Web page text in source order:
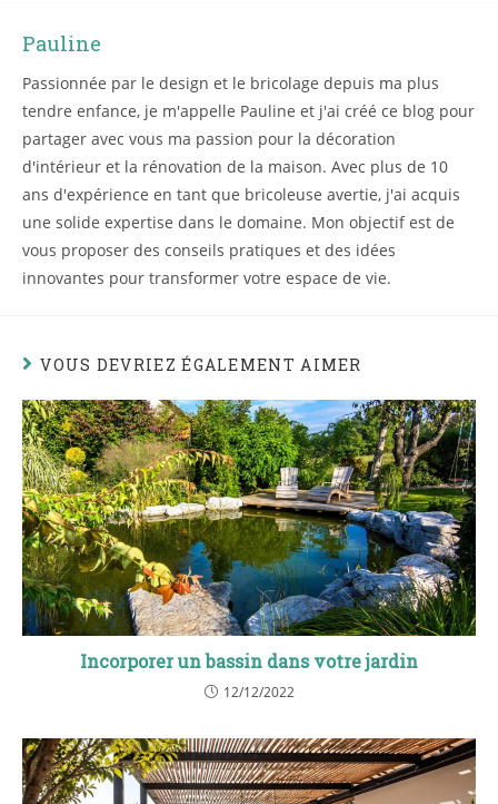
Pauline
Passionnée par le design et le bricolage depuis ma plus
tendre enfance, je m'appelle Pauline et j'ai créé ce blog pour
partager avec vous ma passion pour la décoration
d'intérieur et la rénovation de la maison. Avec plus de 10
ans d'expérience en tant que bricoleuse avertie, j'ai acquis
une solide expertise dans le domaine. Mon objectif est de
vous proposer des conseils pratiques et des idées
innovantes pour transformer votre espace de vie.
VOUS DEVRIEZ ÉGALEMENT AIMER
Incorporer un bassin dans votre jardin
12/12/2022